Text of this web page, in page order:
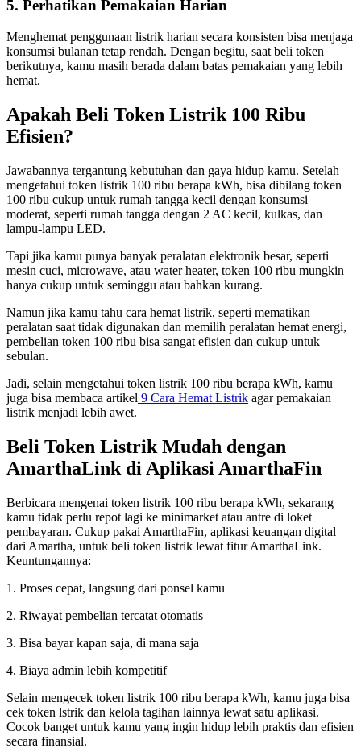
5. Perhatikan Pemakaian Harian
Menghemat penggunaan listrik harian secara konsisten bisa menjaga
konsumsi bulanan tetap rendah. Dengan begitu, saat beli token
berikutnya, kamu masih berada dalam batas pemakaian yang lebih
hemat.
Apakah Beli Token Listrik 100 Ribu
Efisien?
Jawabannya tergantung kebutuhan dan gaya hidup kamu. Setelah
mengetahui token listrik 100 ribu berapa kWh, bisa dibilang token
100 ribu cukup untuk rumah tangga kecil dengan konsumsi
moderat, seperti rumah tangga dengan 2 AC kecil, kulkas, dan
lampu-lampu LED.
Tapi jika kamu punya banyak peralatan elektronik besar, seperti
mesin cuci, microwave, atau water heater, token 100 ribu mungkin
hanya cukup untuk seminggu atau bahkan kurang.
Namun jika kamu tahu cara hemat listrik, seperti mematikan
peralatan saat tidak digunakan dan memilih peralatan hemat energi,
pembelian token 100 ribu bisa sangat efisien dan cukup untuk
sebulan.
Jadi, selain mengetahui token listrik 100 ribu berapa kWh, kamu
juga bisa membaca artikel 9 Cara Hemat Listrik agar pemakaian
listrik menjadi lebih awet.
Beli Token Listrik Mudah dengan
AmarthaLink di Aplikasi AmarthaFin
Berbicara mengenai token listrik 100 ribu berapa kWh, sekarang
kamu tidak perlu repot lagi ke minimarket atau antre di loket
pembayaran. Cukup pakai AmarthaFin, aplikasi keuangan digital
dari Amartha, untuk beli token listrik lewat fitur AmarthaLink.
Keuntungannya:
1. Proses cepat, langsung dari ponsel kamu
2. Riwayat pembelian tercatat otomatis
3. Bisa bayar kapan saja, di mana saja
4. Biaya admin lebih kompetitif
Selain mengecek token listrik 100 ribu berapa kWh, kamu juga bisa
cek token lstrik dan kelola tagihan lainnya lewat satu aplikasi.
Cocok banget untuk kamu yang ingin hidup lebih praktis dan efisien
secara finansial.